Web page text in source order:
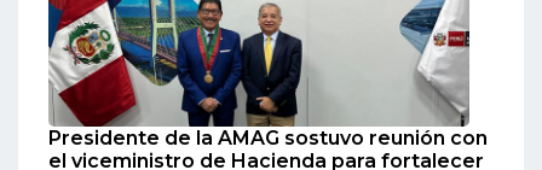
Presidente de la AMAG sostuvo reunión con
el viceministro de Hacienda para fortalecer